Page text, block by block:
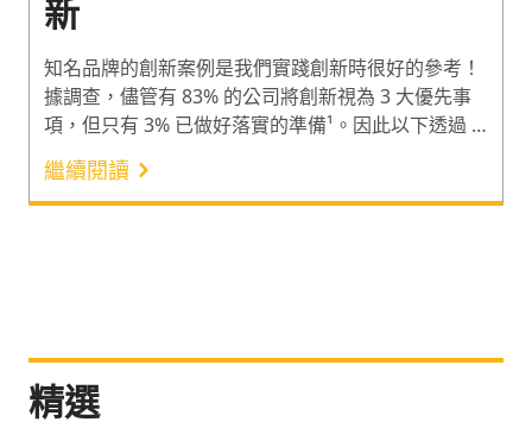
新
知名品牌的創新案例是我們實踐創新時很好的參考！
據調查，儘管有 83% 的公司將創新視為 3 大優先事
項，但只有 3% 已做好落實的準備¹。因此以下透過 4
個知名企業的創新案例分享，說明領導者該如何利用
創新領導力 3P 架構（Place、People、Process）中
的 Process（創新流程），以 4 階段實踐品牌創新。
繼續閱讀
精選